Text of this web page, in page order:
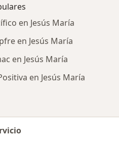
en Jesús María
en Jesús María
en Jesús María
en Jesús María